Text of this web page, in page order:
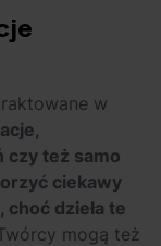
w
czy też samo
ciekawy
dzieła te
mogą też